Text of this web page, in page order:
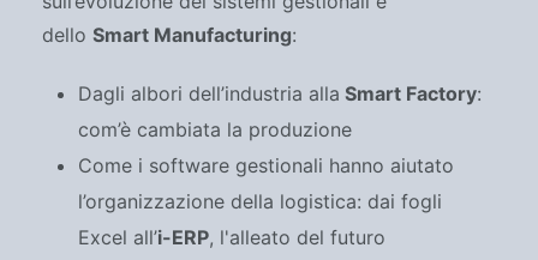
dello Smart Manufacturing:
Dagli albori dell’industria alla Smart Factory:
com’è cambiata la produzione
Come i software gestionali hanno aiutato
l’organizzazione della logistica: dai fogli
Excel all’i-ERP, l'alleato del futuro